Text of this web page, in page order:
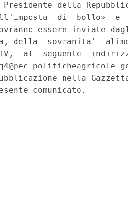
della
di  bollo»  e
essere inviate
della  sovranita'
al  seguente
nella